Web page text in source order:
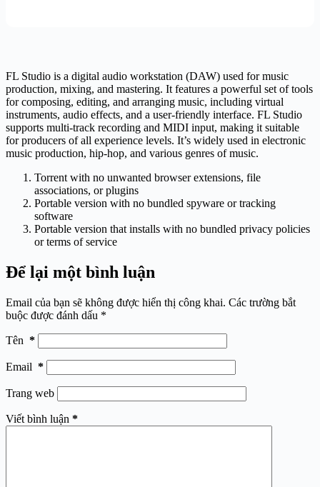
FL Studio is a digital audio workstation (DAW) used for music
production, mixing, and mastering. It features a powerful set of tools
for composing, editing, and arranging music, including virtual
instruments, audio effects, and a user-friendly interface. FL Studio
supports multi-track recording and MIDI input, making it suitable
for producers of all experience levels. It’s widely used in electronic
music production, hip-hop, and various genres of music.
Torrent with no unwanted browser extensions, file
associations, or plugins
Portable version with no bundled spyware or tracking
software
Portable version that installs with no bundled privacy policies
or terms of service
Để lại một bình luận
Email của bạn sẽ không được hiển thị công khai. Các trường bắt
buộc được đánh dấu *
Tên *
Email *
Trang web
Viết bình luận *